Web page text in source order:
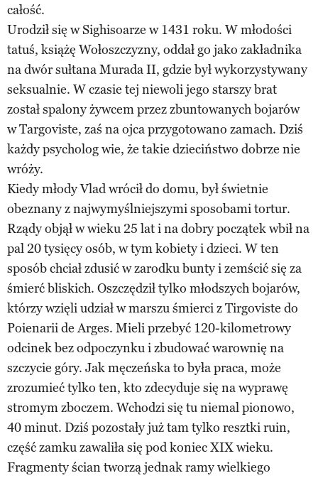
całość.
Urodził się w Sighisoarze w 1431 roku. W młodości
tatuś, książę Wołoszczyzny, oddał go jako zakładnika
na dwór sułtana Murada II, gdzie był wykorzystywany
seksualnie. W czasie tej niewoli jego starszy brat
został spalony żywcem przez zbuntowanych bojarów
w Targoviste, zaś na ojca przygotowano zamach. Dziś
każdy psycholog wie, że takie dzieciństwo dobrze nie
wróży.
Kiedy młody Vlad wrócił do domu, był świetnie
obeznany z najwymyślniejszymi sposobami tortur.
Rządy objął w wieku 25 lat i na dobry początek wbił na
pal 20 tysięcy osób, w tym kobiety i dzieci. W ten
sposób chciał zdusić w zarodku bunty i zemścić się za
śmierć bliskich. Oszczędził tylko młodszych bojarów,
którzy wzięli udział w marszu śmierci z Tirgoviste do
Poienarii de Arges. Mieli przebyć 120-kilometrowy
odcinek bez odpoczynku i zbudować warownię na
szczycie góry. Jak męczeńska to była praca, może
zrozumieć tylko ten, kto zdecyduje się na wyprawę
stromym zboczem. Wchodzi się tu niemal pionowo,
40 minut. Dziś pozostały już tam tylko resztki ruin,
część zamku zawaliła się pod koniec XIX wieku.
Fragmenty ścian tworzą jednak ramy wielkiego